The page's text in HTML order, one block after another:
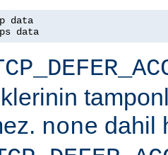
data
none dahil